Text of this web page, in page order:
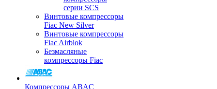
серии SCS
Винтовые компрессоры
Fiac New Silver
Винтовые компрессоры
Fiac Airblok
Безмасляные
компрессоры Fiac
Компрессоры ABAC